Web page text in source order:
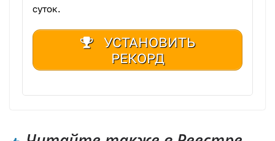
суток.
УСТАНОВИТЬ
РЕКОРД